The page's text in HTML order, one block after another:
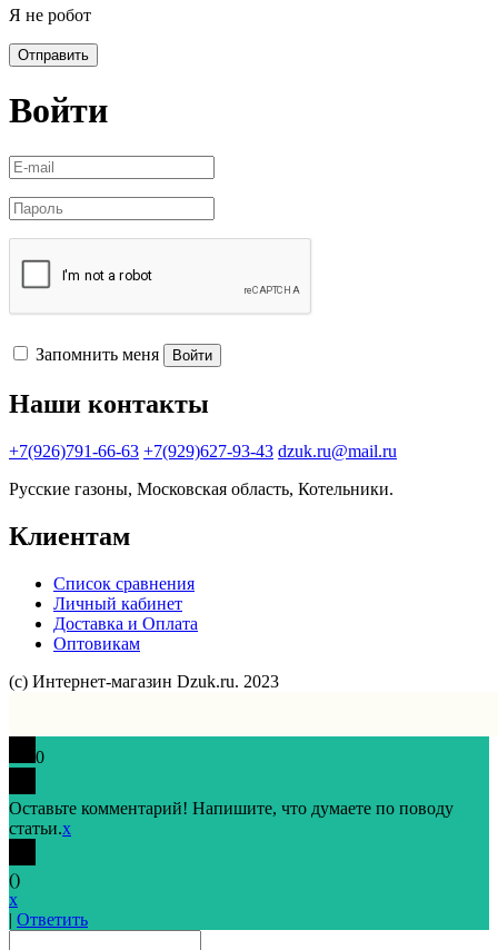
Я не робот
Отправить
Войти
Запомнить меня Войти
Наши контакты
+7(926)791-66-63 +7(929)627-93-43 dzuk.ru@mail.ru
Русские газоны, Московская область, Котельники.
Клиентам
Список сравнения
Личный кабинет
Доставка и Оплата
Оптовикам
(с) Интернет-магазин Dzuk.ru. 2023
0
Оставьте комментарий! Напишите, что думаете по поводу
статьи.x
()
x
| Ответить